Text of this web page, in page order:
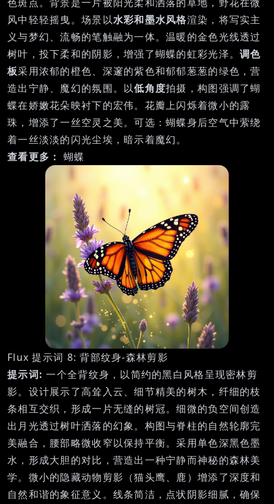
色斑点。背景是一片被阳光柔和洒落的草地，野花在微
风中轻轻摇曳。场景以水彩和墨水风格渲染，将写实主
义与梦幻、流畅的笔触融为一体。温暖的金色光线透过
树叶，投下柔和的阴影，增强了蝴蝶的虹彩光泽。调色
板采用浓郁的橙色、深邃的紫色和郁郁葱葱的绿色，营
造出宁静、魔幻的氛围。以低角度拍摄，构图强调了蝴
蝶在娇嫩花朵映衬下的宏伟。花瓣上闪烁着微小的露
珠，增添了一丝空灵之美。可选：蝴蝶身后空气中萦绕
着一丝淡淡的闪光尘埃，暗示着魔幻。
查看更多： 蝴蝶
Flux 提示词 8: 背部纹身-森林剪影
提示词: 一个全背纹身，以简约的黑白风格呈现密林剪
影。设计展示了高耸入云、细节精美的树木，纤细的枝
条相互交织，形成一片无缝的树冠。细微的负空间创造
出月光透过树叶洒落的幻象。构图与脊柱的自然轮廓完
美融合，腰部略微收窄以保持平衡。采用单色深黑色墨
水，形成大胆的对比，营造出一种宁静而神秘的森林美
学。微小的隐藏动物剪影（猫头鹰、鹿）增添了深度和
自然和谐的象征意义。线条简洁，点状阴影细腻，确保